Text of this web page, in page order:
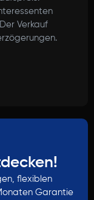
Verkauf
flexiblen
Garantie